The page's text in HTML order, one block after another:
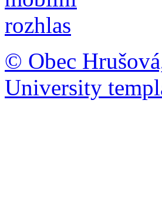
© Obec
University